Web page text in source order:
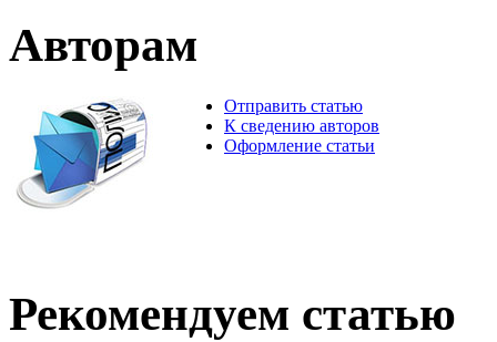
Авторам
Отправить статью
К сведению авторов
Оформление статьи
Рекомендуем статью